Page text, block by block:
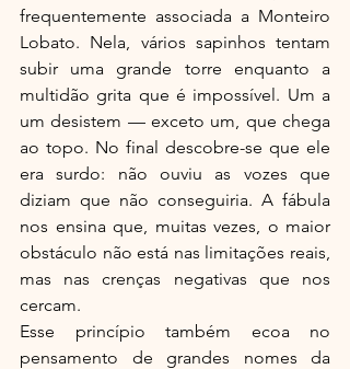
frequentemente associada a Monteiro
Lobato. Nela, vários sapinhos tentam
subir uma grande torre enquanto a
multidão grita que é impossível. Um a
um desistem — exceto um, que chega
ao topo. No final descobre-se que ele
era surdo: não ouviu as vozes que
diziam que não conseguiria. A fábula
nos ensina que, muitas vezes, o maior
obstáculo não está nas limitações reais,
mas nas crenças negativas que nos
cercam.
Esse princípio também ecoa no
pensamento de grandes nomes da